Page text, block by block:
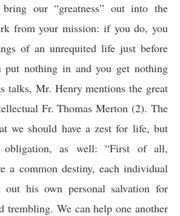
our “greatness” out into the
from your mission: if you do, you
of an unrequited life just before
put nothing in and you get nothing
talks, Mr. Henry mentions the great
Fr. Thomas Merton (2). The
we should have a zest for life, but
as well: “First of all,
a common destiny, each individual
his own personal salvation for
trembling. We can help one another